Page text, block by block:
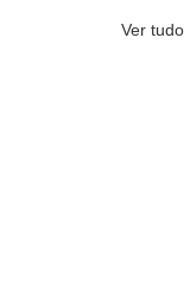
Ver tudo